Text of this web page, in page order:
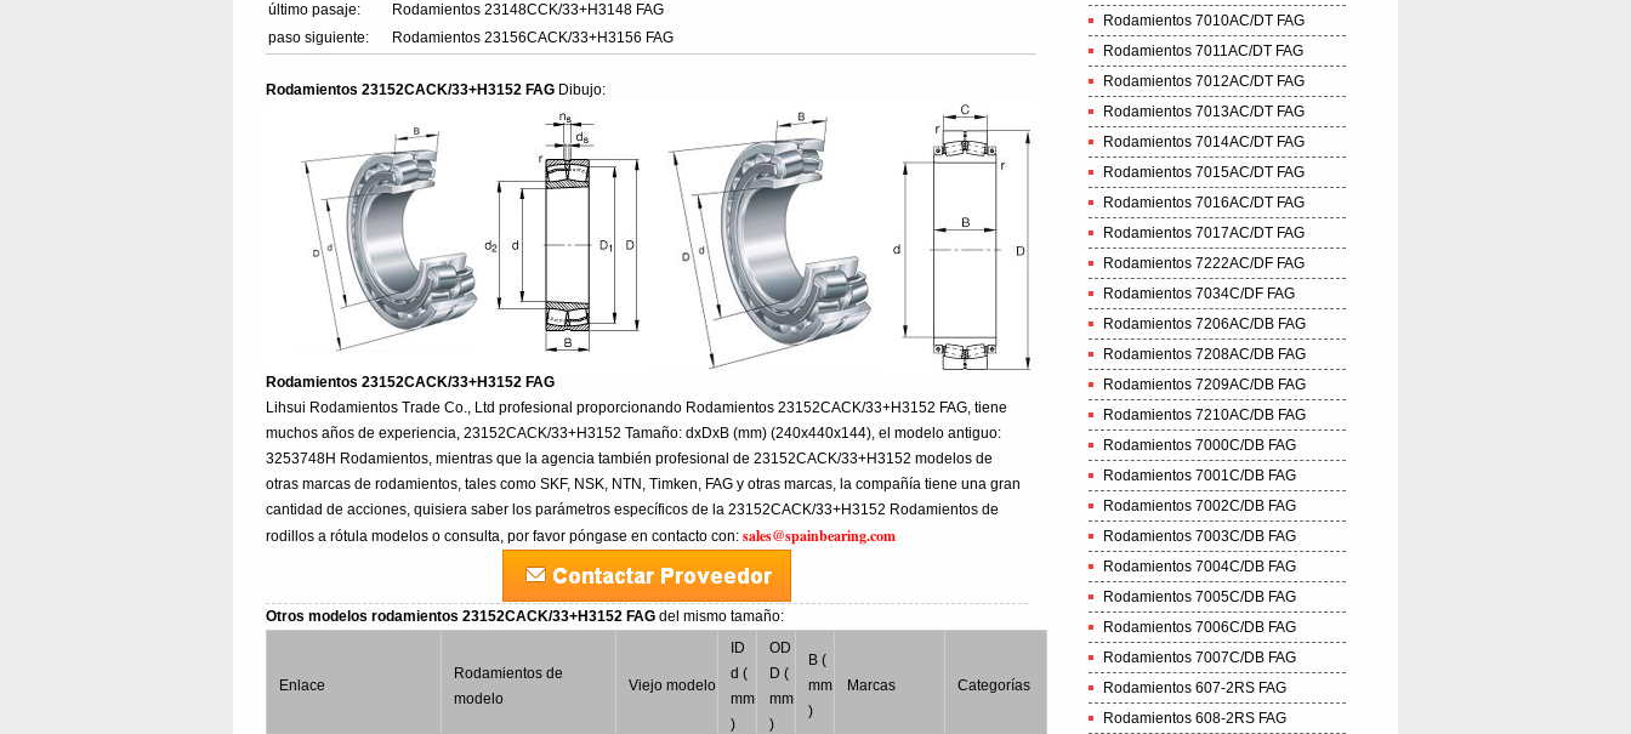
último pasaje:
Rodamientos 23148CCK/33+H3148 FAG
paso siguiente:
Rodamientos 23156CACK/33+H3156 FAG
Rodamientos 23152CACK/33+H3152 FAG Dibujo:
Rodamientos 23152CACK/33+H3152 FAG
Lihsui Rodamientos Trade Co., Ltd profesional proporcionando Rodamientos 23152CACK/33+H3152 FAG, tiene
muchos años de experiencia, 23152CACK/33+H3152 Tamaño: dxDxB (mm) (240x440x144), el modelo antiguo:
3253748H Rodamientos, mientras que la agencia también profesional de 23152CACK/33+H3152 modelos de
otras marcas de rodamientos, tales como SKF, NSK, NTN, Timken, FAG y otras marcas, la compañía tiene una gran
cantidad de acciones, quisiera saber los parámetros específicos de la 23152CACK/33+H3152 Rodamientos de
rodillos a rótula modelos o consulta, por favor póngase en contacto con:sales@spainbearing.com
Otros modelos rodamientos 23152CACK/33+H3152 FAGdel mismo tamaño:
Enlace
Rodamientos de
modelo
Viejo modelo
ID
d (
mm
)
OD
D (
mm
)
B (
mm
)
Marcas Categorías
Rodamientos 7010AC/DT FAG
Rodamientos 7011AC/DT FAG
Rodamientos 7012AC/DT FAG
Rodamientos 7013AC/DT FAG
Rodamientos 7014AC/DT FAG
Rodamientos 7015AC/DT FAG
Rodamientos 7016AC/DT FAG
Rodamientos 7017AC/DT FAG
Rodamientos 7222AC/DF FAG
Rodamientos 7034C/DF FAG
Rodamientos 7206AC/DB FAG
Rodamientos 7208AC/DB FAG
Rodamientos 7209AC/DB FAG
Rodamientos 7210AC/DB FAG
Rodamientos 7000C/DB FAG
Rodamientos 7001C/DB FAG
Rodamientos 7002C/DB FAG
Rodamientos 7003C/DB FAG
Rodamientos 7004C/DB FAG
Rodamientos 7005C/DB FAG
Rodamientos 7006C/DB FAG
Rodamientos 7007C/DB FAG
Rodamientos 607-2RS FAG
Rodamientos 608-2RS FAG